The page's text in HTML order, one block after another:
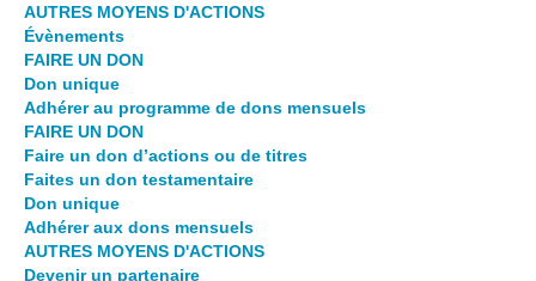
AUTRES MOYENS D'ACTIONS
Évènements
FAIRE UN DON
Don unique
Adhérer au programme de dons mensuels
FAIRE UN DON
Faire un don d’actions ou de titres
Faites un don testamentaire
Don unique
Adhérer aux dons mensuels
AUTRES MOYENS D'ACTIONS
Devenir un partenaire